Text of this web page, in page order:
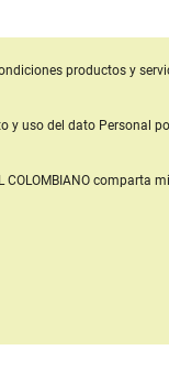
productos y
y uso del dato Personal
COLOMBIANO comparta